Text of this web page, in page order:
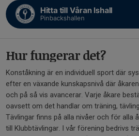
Hitta till Våran Ishall
Pinbackshallen
Hur fungerar det?
Konståkning är en individuell sport där
efter en växande kunskapsnivå där
och på så vis avancerar. Varje åkare
oavsett om det handlar om träning,
Tävlingar finns på alla nivåer och för alla
till Klubbtävlingar. I vår förening bedrivs